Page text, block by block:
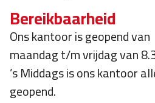
Bereikbaarheid
Ons kantoor is geopend van
maandag t/m vrijdag van
’s Middags is ons kantoor
geopend.